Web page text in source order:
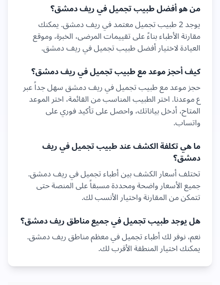
من هو أفضل طبيبتجميلفيريف دمشق؟
يوجد2طبيبتجميلمعتمد فيريف دمشق. يمكنك
مقارنة الأطباء بناءً على تقييمات المرضى، الخبرة، وموقع
العيادة لاختيار أفضل طبيبتجميلفيريف دمشق.
كيف أحجز موعد مع طبيبتجميلفيريف دمشق؟
حجز موعد مع طبيبتجميلفيريف دمشقسهل جداً عبر
ع موعدنا. اختر الطبيب المناسب من القائمة، اختر الموعد
المتاح، أدخل بياناتك، واحصل على تأكيد فوري على
واتساب.
ما هي تكلفة الكشف عند طبيبتجميلفيريف
دمشق؟
تختلف أسعار الكشف بين أطباءتجميلفيريف دمشق.
جميع الأسعار واضحة ومحددة مسبقاً على المنصة حتى
تتمكن من المقارنة واختيار الأنسب لك.
هل يوجد طبيبتجميلفي جميع مناطقريف دمشق؟
نعم، نوفر لك أطباءتجميلفي معظم مناطقريف دمشق.
يمكنك اختيار المنطقة الأقرب لك.